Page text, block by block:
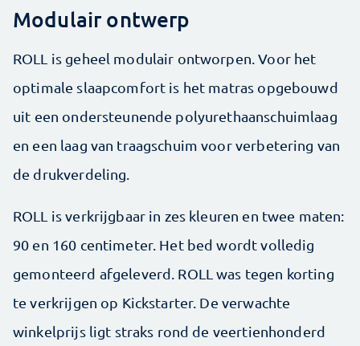
Modulair ontwerp
ROLL is geheel modulair ontworpen. Voor het
optimale slaapcomfort is het matras opgebouwd
uit een ondersteunende polyurethaanschuimlaag
en een laag van traagschuim voor verbetering van
de drukverdeling.
ROLL is verkrijgbaar in zes kleuren en twee maten:
90 en 160 centimeter. Het bed wordt volledig
gemonteerd afgeleverd. ROLL was tegen korting
te verkrijgen op Kickstarter. De verwachte
winkelprijs ligt straks rond de veertienhonderd